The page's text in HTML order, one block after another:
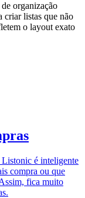
organização
criar listas que não
o layout exato
Listonic é inteligente
compra ou que
fica muito